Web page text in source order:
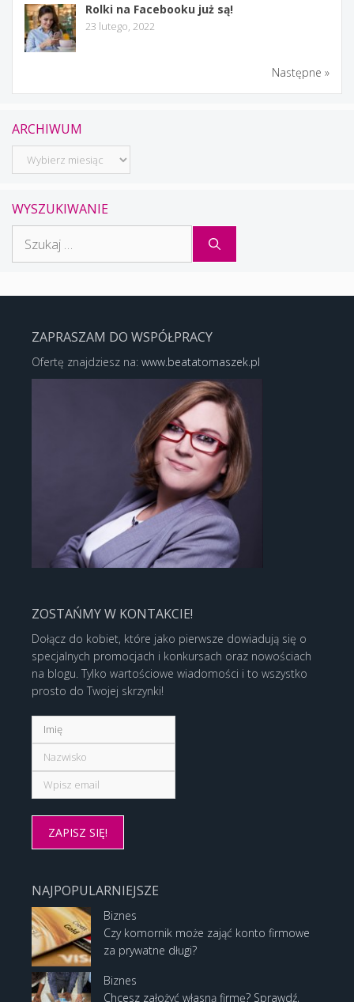
Rolki na Facebooku już są!
23 lutego, 2022
Następne »
ARCHIWUM
Archiwum
WYSZUKIWANIE
ZAPRASZAM DO WSPÓŁPRACY
Ofertę znajdziesz na: www.beatatomaszek.pl
ZOSTAŃMY W KONTAKCIE!
Dołącz do kobiet, które jako pierwsze dowiadują się o
specjalnych promocjach i konkursach oraz nowościach
na blogu. Tylko wartościowe wiadomości i to wszystko
prosto do Twojej skrzynki!
NAJPOPULARNIEJSZE
Biznes
Czy komornik może zająć konto firmowe
za prywatne długi?
Biznes
Chcesz założyć własną firmę? Sprawdź,